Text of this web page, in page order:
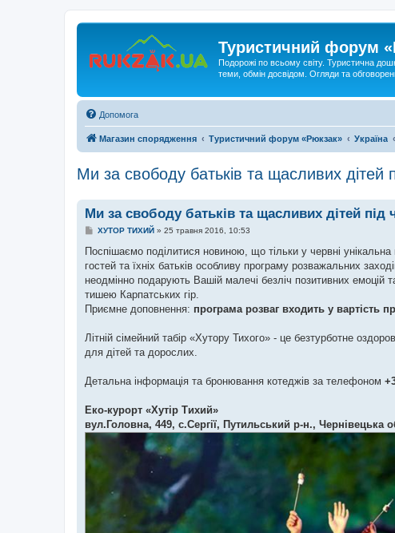
Туристичний форум
Подорожі по всьому світу. Туристична
теми, обмін досвідом. Огляди та
Допомога
Магазин спорядження Туристичний форум «Рюкзак» Україна
Ми за свободу батьків та щасливих дітей
Ми за свободу батьків та щасливих дітей під
П
в
д
о
л
е
я
ХУТОР ТИХИЙ» 25 травня 2016, 10:53
Поспішаємо поділитися новиною, що тільки у червні
гостей та їхніх батьків особливу програму розважальних
неодмінно подарують Вашій малечі безліч позитивних
тишею Карпатських гір.
Приємне доповнення: програма розваг входить у вартість
Літній сімейний табір «Хутору Тихого» - це безтурботне
для дітей та дорослих.
Детальна інформація та бронювання котеджів за телефоном
Еко-курорт «Хутір Тихий»
вул.Головна, 449, с.Сергії, Путильський р-н., Чернівецька